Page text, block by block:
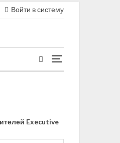
Войти в систему
Executive